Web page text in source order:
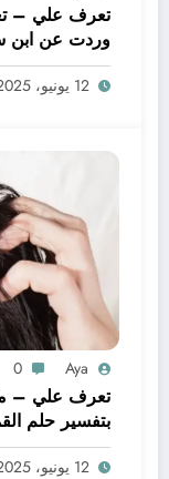
تعرف علي –
وردت عن ابن
يدي –
12 يونيو، 2025
Aya
0
تعرف علي – ما
بتفسير حلم
ابن سيرين؟ –
12 يونيو، 2025